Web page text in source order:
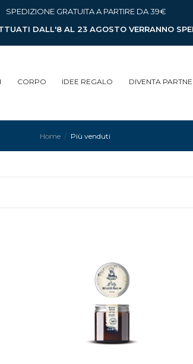
SPEDIZIONE GRATUITA A PARTIRE DA 39€
DALL'8 AL 23 AGOSTO VERRANNO
CORPO IDEE REGALO DIVENTA
Home Più venduti